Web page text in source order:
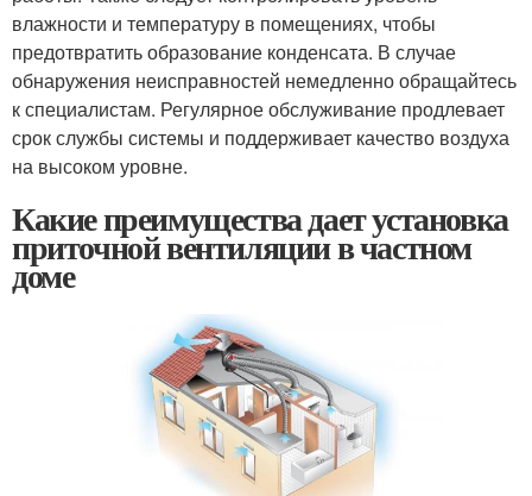
влажности и температуру в помещениях, чтобы
предотвратить образование конденсата. В случае
обнаружения неисправностей немедленно обращайтесь
к специалистам. Регулярное обслуживание продлевает
срок службы системы и поддерживает качество воздуха
на высоком уровне.
Какие преимущества дает установка
приточной вентиляции в частном
доме